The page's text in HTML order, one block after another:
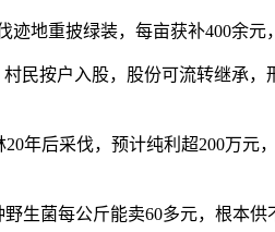
地重披绿装，每亩获补400余元
按户入股，股份可流转继承，
后采伐，预计纯利超200万元
菌每公斤能卖60多元，根本供